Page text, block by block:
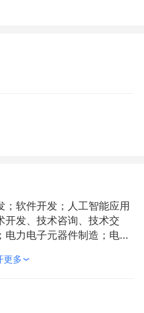
软件开发；人工智能应用
开发、技术咨询、技术交
力电子元器件制造；电力
路销售；集成电路设计；雷
庭消费设备制造；集成电
更多